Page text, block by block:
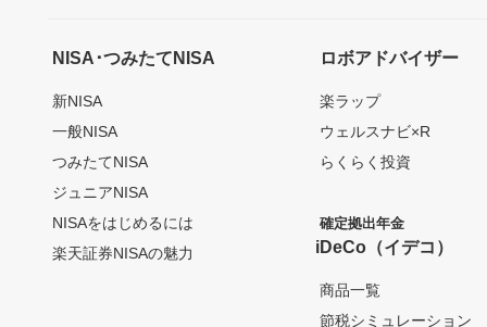
NISA･つみたてNISA
新NISA
一般NISA
つみたてNISA
ジュニアNISA
NISAをはじめるには
楽天証券NISAの魅力
ロボアドバイザー
楽ラップ
ウェルスナビ×R
らくらく投資
確定拠出年金
iDeCo（イデコ）
商品一覧
節税シミュレーション